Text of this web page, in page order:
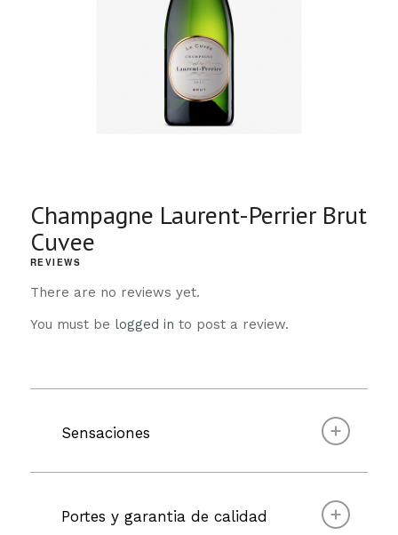
Champagne Laurent-Perrier Brut
Cuvee
REVIEWS
There are no reviews yet.
You must be logged in to post a review.
Sensaciones
Portes y garantia de calidad